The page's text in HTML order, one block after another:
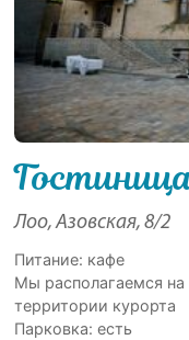
Лоо, Азовская, 8/2
Питание: кафе
Мы располагаемся
территории курорта
Парковка: есть